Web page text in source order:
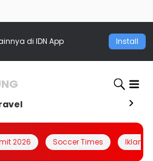
di IDN App Install
2026 Soccer Times Iklanin